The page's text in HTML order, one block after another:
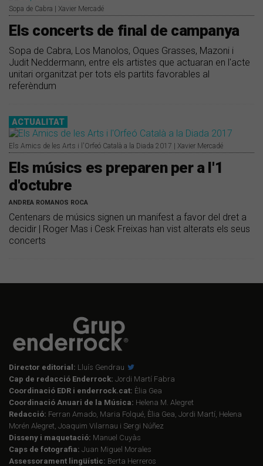
Sopa de Cabra | Xavier Mercadé
Els concerts de final de campanya
Sopa de Cabra, Los Manolos, Oques Grasses, Mazoni i
Judit Neddermann, entre els artistes que actuaran en l'acte
unitari organitzat per tots els partits favorables al
referèndum
ACTUALITAT
Els Amics de les Arts i l'Orfeó Català a la Diada 2017 | Xavier Mercadé
Els músics es preparen per a l'1
d'octubre
ANDREA ROMANOS ROCA
Centenars de músics signen un manifest a favor del dret a
decidir | Roger Mas i Cesk Freixas han vist alterats els seus
concerts
Director editorial: Lluís Gendrau
Cap de redacció Enderrock: Jordi Martí Fabra
Coordinació EDR i enderrock.cat: Èlia Gea
Coordinació Anuari de la Música: Helena M. Alegret
Redacció: Ferran Amado, Maria Folqué, Èlia Gea, Jordi Martí, Helena
Morén Alegret, Joaquim Vilarnau i Sergi Núñez
Disseny i maquetació: Manuel Cuyàs
Caps de fotografia: Juan Miguel Morales
Assessorament lingüístic: Berta Herreros